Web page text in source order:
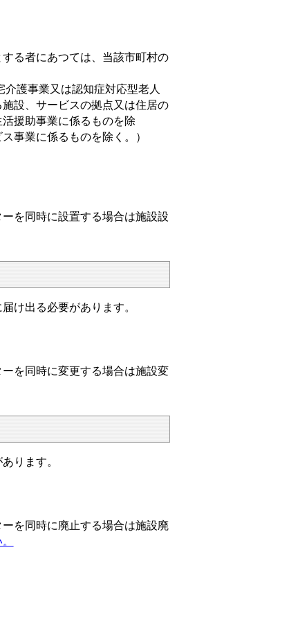
る者にあつては、当該市町村の
護事業又は認知症対応型老人
設、サービスの拠点又は住居の
援助事業に係るものを除
事業に係るものを除く。）
を同時に設置する場合は施設設
け出る必要があります。
を同時に変更する場合は施設変
ります。
を同時に廃止する場合は施設廃